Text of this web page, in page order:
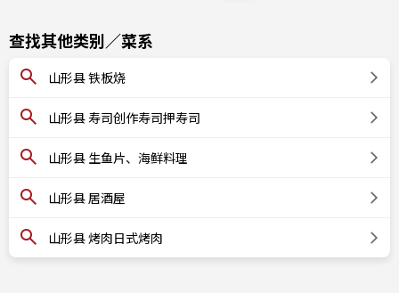
查找其他类别／菜系
山形县 铁板烧
山形县 寿司创作寿司押寿司
山形县 生鱼片、海鲜料理
山形县 居酒屋
山形县 烤肉日式烤肉